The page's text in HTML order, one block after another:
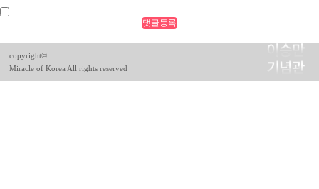
copyright©
Miracle of Korea All rights reserved